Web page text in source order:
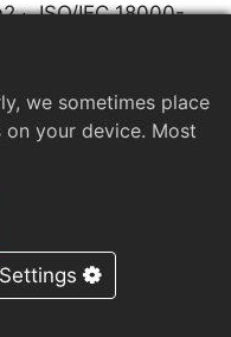
‧ ISO/IEC 18000-
お問い合わせ
we sometimes place
your device. Most